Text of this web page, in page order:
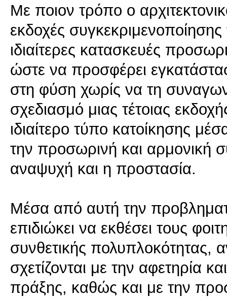
Με ποιον τρόπο ο
εκδοχές
ιδιαίτερες κατασκευές
ώστε να προσφέρει
στη φύση χωρίς να τη
σχεδιασμό μιας τέτοιας
ιδιαίτερο τύπο κατοίκησης
την προσωρινή και αρμονική
αναψυχή και η προστασία.
Μέσα από αυτή την
επιδιώκει να εκθέσει τους
συνθετικής πολυπλοκότητας,
σχετίζονται με την αφετηρία
πράξης, καθώς και με την